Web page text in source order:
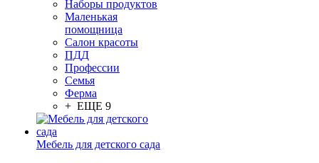
Наборы продуктов
Маленькая
помощница
Салон красоты
ПДД
Профессии
Семья
Ферма
+ ЕЩЕ 9
Мебель для детского сада